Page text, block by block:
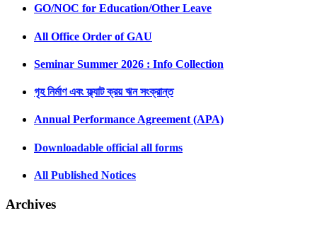
GO/NOC for Education/Other Leave
All Office Order of GAU
Seminar Summer 2026 : Info Collection
গৃহ নির্মাণ এবং ফ্ল্যাট ক্রয় ঋন সংক্রান্ত
Annual Performance Agreement (APA)
Downloadable official all forms
All Published Notices
Archives